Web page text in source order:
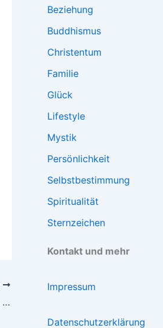
Arrogante Menschen Sprüche: Ein Blick auf die Welt der Überheblichkeit
Beziehung
Buddhismus
Christentum
Familie
Glück
Lifestyle
Mystik
Persönlichkeit
Selbstbestimmung
Spiritualität
Sternzeichen
Kontakt und mehr
Impressum
Datenschutzerklärung